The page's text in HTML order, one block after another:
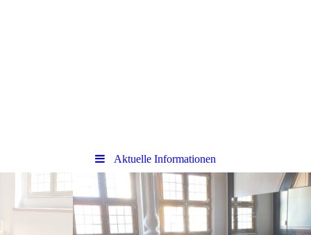
Aktuelle Informationen